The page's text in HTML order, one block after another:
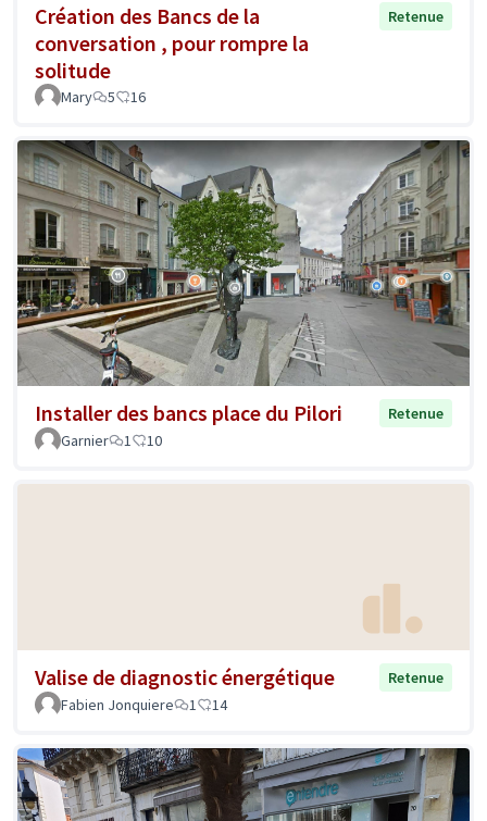
Création des Bancs de la
conversation , pour rompre la
solitude
Retenue
Mary 5 16
Installer des bancs place du Pilori
Retenue
Garnier
1 10
Valise de diagnostic énergétique
Retenue
Fabien Jonquiere
1 14